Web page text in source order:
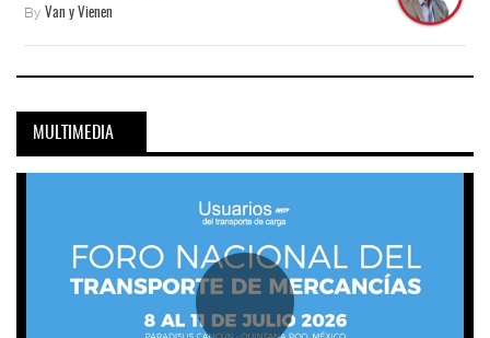
By Van y Vienen
MULTIMEDIA